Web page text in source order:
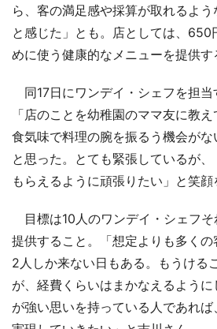
ら、客の満足感や採算が取れるよ
と感じた」とも。店としては、
めに使う健康的なメニューを提供す
同17日にワンデイ・シェフを担
「店のことを幼稚園のママ友に教
食気味で料理の腕を振るう機会がな
と思った。とても緊張しているが
もらえるように頑張りたい」と笑顔
目標は10人のワンデイ・シェフ
提供すること。「想定よりも多くの
2人しか来ない日もある。もうける
が、経費くらいはまかなえるよう
が強い思いを持っている人であれ